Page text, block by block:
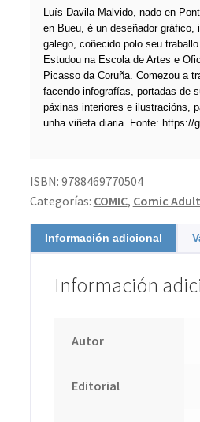
Luís Davila Malvido, nado en
en Bueu, é un deseñador gráfico,
galego, coñecido polo seu
Estudou na Escola de Artes e
Picasso da Coruña. Comezou a
facendo infografías, portadas de
páxinas interiores e ilustracións,
unha viñeta diaria. Fonte: https://
ISBN: 9788469770504
Categorías: COMIC, Comic
Información adicional
Información
Autor
Editorial